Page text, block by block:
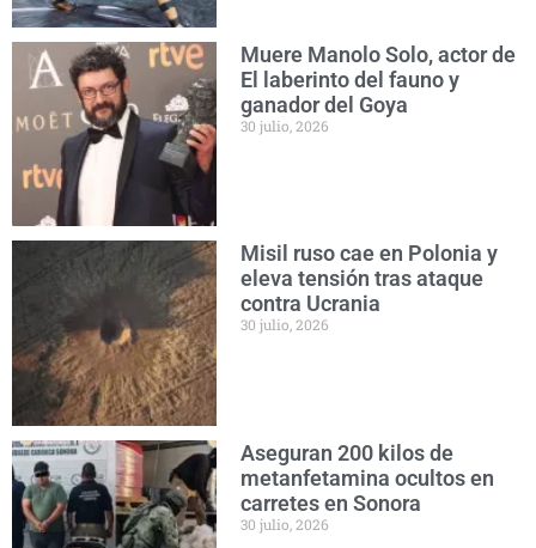
Muere Manolo Solo, actor de
El laberinto del fauno y
ganador del Goya
30 julio, 2026
Misil ruso cae en Polonia y
eleva tensión tras ataque
contra Ucrania
30 julio, 2026
Aseguran 200 kilos de
metanfetamina ocultos en
carretes en Sonora
30 julio, 2026